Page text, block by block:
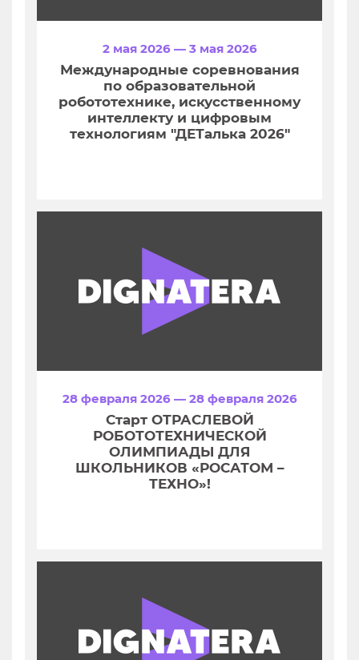
2 мая 2026 — 3 мая 2026
Международные соревнования
по образовательной
робототехнике, искусственному
интеллекту и цифровым
технологиям "ДЕТалька 2026"
28 февраля 2026 — 28 февраля 2026
Старт ОТРАСЛЕВОЙ
РОБОТОТЕХНИЧЕСКОЙ
ОЛИМПИАДЫ ДЛЯ
ШКОЛЬНИКОВ «РОСАТОМ –
ТЕХНО»!